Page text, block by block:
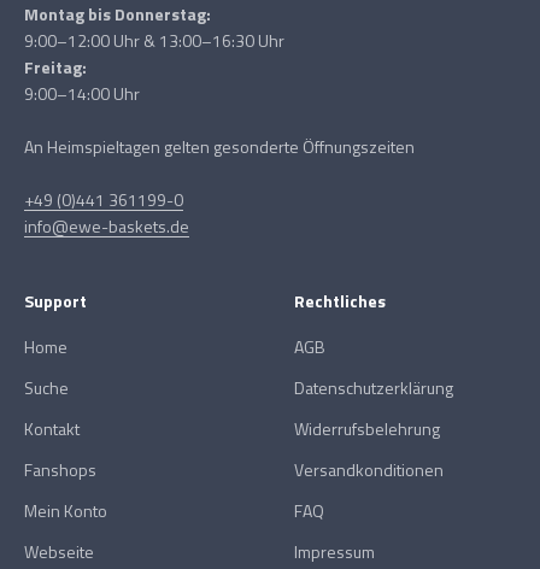
Montag bis Donnerstag:
9:00–12:00 Uhr & 13:00–16:30 Uhr
Freitag:
9:00–14:00 Uhr
An Heimspieltagen gelten gesonderte Öffnungszeiten
+49 (0)441 361199-0
info@ewe-baskets.de
Support
Home
Suche
Kontakt
Fanshops
Mein Konto
Webseite
Rechtliches
AGB
Datenschutzerklärung
Widerrufsbelehrung
Versandkonditionen
FAQ
Impressum